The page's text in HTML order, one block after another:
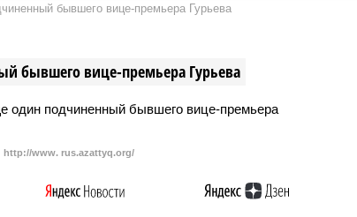
бывшего вице-премьера Гурьева
бывшего вице-премьера Гурьева
http://www. rus.azattyq.org/